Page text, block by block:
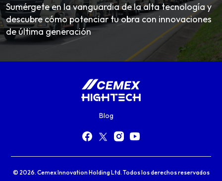
Sumérgete en la vanguardia de la alta tecnología y
descubre cómo potenciar tu obra con innovaciones
de última generación
Blog
© 2026. Cemex Innovation Holding Ltd. Todos los derechos reservados